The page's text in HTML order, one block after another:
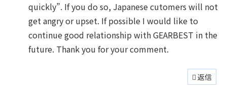
quickly”. If you do so, Japanese cutomers will not
get angry or upset. If possible I would like to
continue good relationship with GEARBEST in the
future. Thank you for your comment.
返信